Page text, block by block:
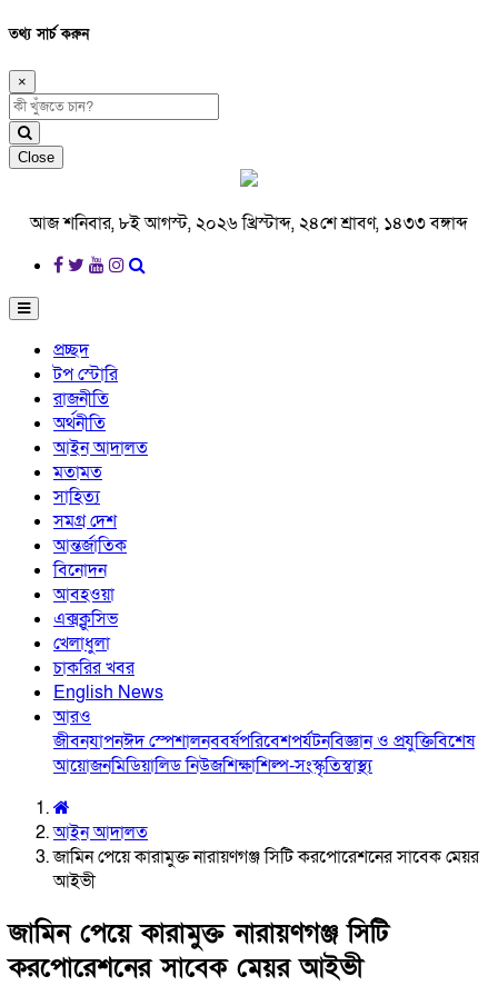
তথ্য সার্চ করুন
×
Close
আজ শনিবার, ৮ই আগস্ট, ২০২৬ খ্রিস্টাব্দ, ২৪শে শ্রাবণ, ১৪৩৩ বঙ্গাব্দ
প্রচ্ছদ
টপ স্টোরি
রাজনীতি
অর্থনীতি
আইন আদালত
মতামত
সাহিত্য
সমগ্র দেশ
আন্তর্জাতিক
বিনোদন
আবহওয়া
এক্সক্লুসিভ
খেলাধুলা
চাকরির খবর
English News
আরও
জীবনযাপনঈদ স্পেশালনববর্ষপরিবেশপর্যটনবিজ্ঞান ও প্রযুক্তিবিশেষ
আয়োজনমিডিয়ালিড নিউজশিক্ষাশিল্প-সংস্কৃতিস্বাস্থ্য
আইন আদালত
জামিন পেয়ে কারামুক্ত নারায়ণগঞ্জ সিটি করপোরেশনের সাবেক মেয়র
আইভী
জামিন পেয়ে কারামুক্ত নারায়ণগঞ্জ সিটি
করপোরেশনের সাবেক মেয়র আইভী